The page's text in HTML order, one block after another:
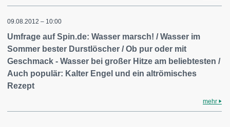
09.08.2012 – 10:00
Umfrage auf Spin.de: Wasser marsch! / Wasser im
Sommer bester Durstlöscher / Ob pur oder mit
Geschmack - Wasser bei großer Hitze am beliebtesten /
Auch populär: Kalter Engel und ein altrömisches
Rezept
mehr